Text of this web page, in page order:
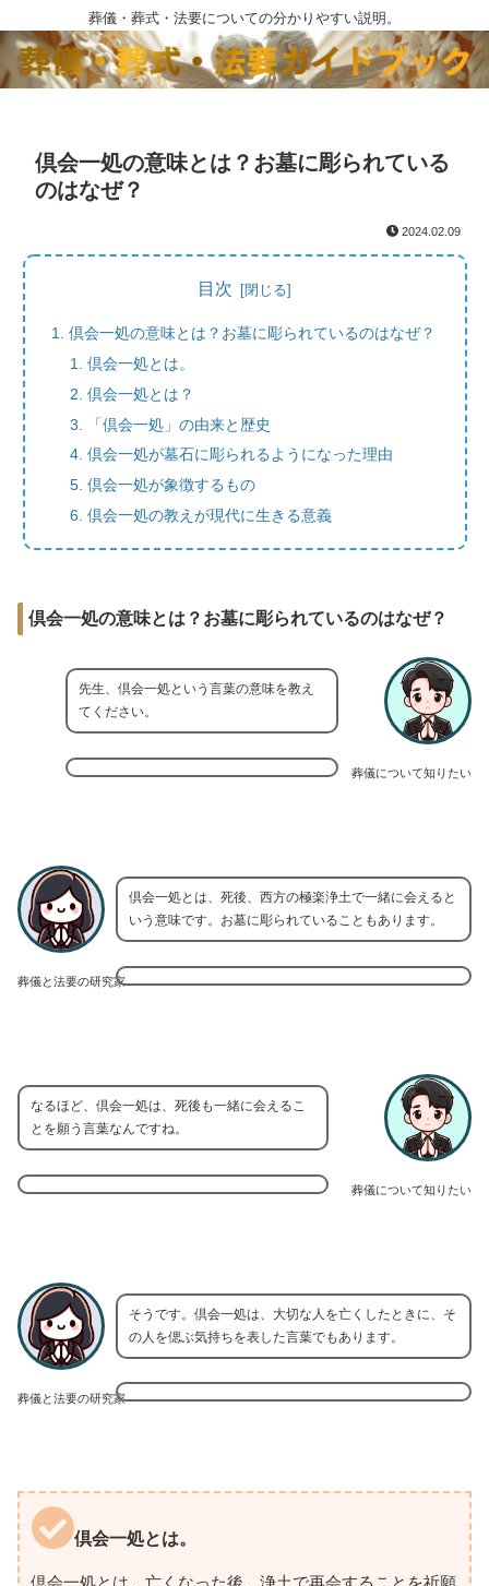
葬儀・葬式・法要についての分かりやすい説明。
倶会一処の意味とは？お墓に彫られている
のはなぜ？
2024.02.09
目次
倶会一処の意味とは？お墓に彫られているのはなぜ？
倶会一処とは。
倶会一処とは？
「倶会一処」の由来と歴史
倶会一処が墓石に彫られるようになった理由
倶会一処が象徴するもの
倶会一処の教えが現代に生きる意義
倶会一処の意味とは？お墓に彫られているのはなぜ？
葬儀について知りたい
先生、倶会一処という言葉の意味を教え
てください。
葬儀と法要の研究家
倶会一処とは、死後、西方の極楽浄土で一緒に会えると
いう意味です。お墓に彫られていることもあります。
葬儀について知りたい
なるほど、倶会一処は、死後も一緒に会えるこ
とを願う言葉なんですね。
葬儀と法要の研究家
そうです。倶会一処は、大切な人を亡くしたときに、そ
の人を偲ぶ気持ちを表した言葉でもあります。
倶会一処とは。